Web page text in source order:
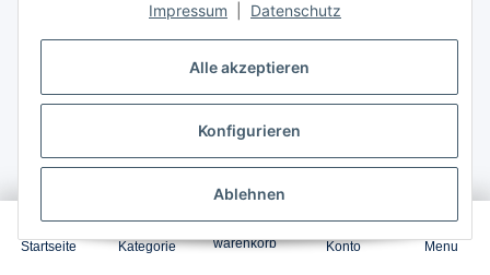
1,36 ct. / Seite
1 x1.800Seiten
10.Aug.2026
Bestellung innerhalb1 Tag 23 Stunden 15 Minuten
24,49 €*
Startseite Kategorie
0
warenkorb Konto Menu
Impressum Datenschutz
Alle akzeptieren
Konfigurieren
Ablehnen